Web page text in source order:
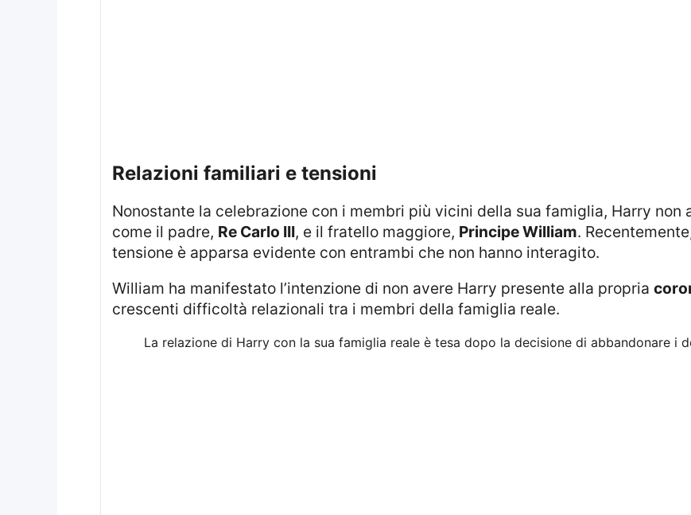
relazioni familiari e tensioni
Nonostante la celebrazione con i membri più vicini della sua famiglia, Harry non avrà il sostegno di parenti a Londra,
come il padre, Re Carlo III, e il fratello maggiore, Principe William.
tensione è apparsa evidente con entrambi che non hanno interagito.
William ha manifestato l’intenzione di non avere Harry presente alla propria
crescenti difficoltà relazionali tra i membri della famiglia reale.
La relazione di Harry con la sua famiglia reale è tesa dopo la decisione di abbandonare i